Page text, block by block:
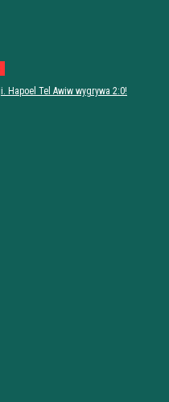
Hapoel Tel Awiw wygrywa 2:0!